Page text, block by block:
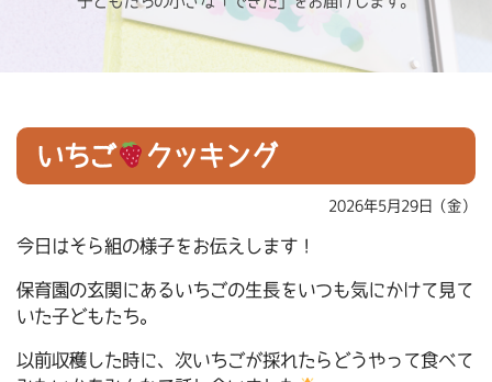
いちご クッキング
2026年5月29日（金）
今日はそら組の様子をお伝えします！
保育園の玄関にあるいちごの生長をいつも気にかけて見て
いた子どもたち。
以前収穫した時に、次いちごが採れたらどうやって食べて